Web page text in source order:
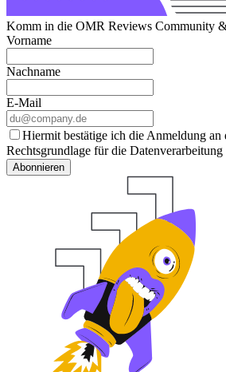
Komm in die OMR Reviews Community
Vorname
Nachname
E-Mail
Hiermit bestätige ich die Anmeldung an
Rechtsgrundlage für die
Abonnieren